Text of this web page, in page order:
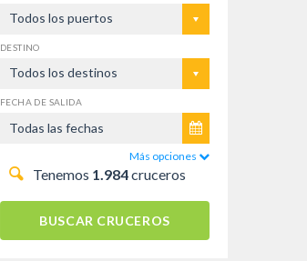
Todos los puertos
DESTINO
Todos los destinos
FECHA DE SALIDA
Más opciones
Tenemos 1.984cruceros
BUSCAR CRUCEROS